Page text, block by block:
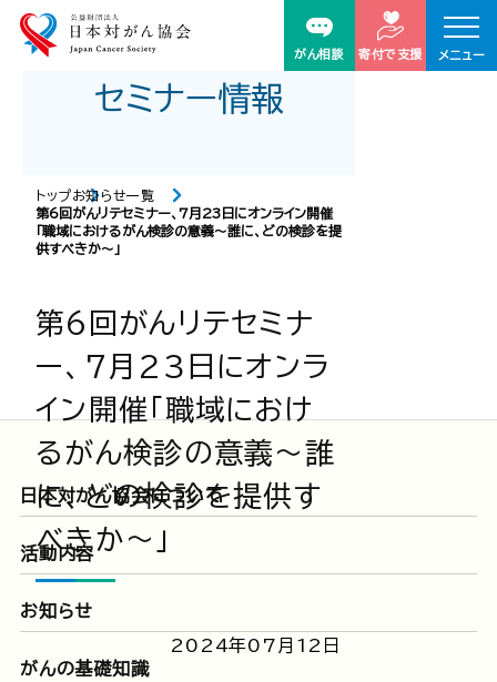
がん相談 寄付で支援 メニュー
セミナー情報
トップお知らせ一覧
第6回がんリテセミナー、7月23日にオンライン開催
「職域におけるがん検診の意義〜誰に、どの検診を提
供すべきか～」
第6回がんリテセミナ
ー、7月23日にオンラ
イン開催「職域におけ
るがん検診の意義〜誰
に、どの検診を提供す
べきか～」
2024年07月12日
日本対がん協会について
活動内容
お知らせ
がんの基礎知識